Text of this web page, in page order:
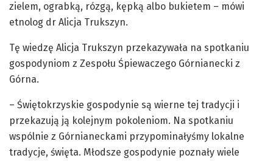
zielem, ograbką, rózgą, kępką albo bukietem – mówi
etnolog dr Alicja Trukszyn.
Tę wiedzę Alicja Trukszyn przekazywała na spotkaniu
gospodyniom z Zespołu Śpiewaczego Górnianecki z
Górna.
– Świętokrzyskie gospodynie są wierne tej tradycji i
przekazują ją kolejnym pokoleniom. Na spotkaniu
wspólnie z Górnianeckami przypominałyśmy lokalne
tradycje, święta. Młodsze gospodynie poznały wiele